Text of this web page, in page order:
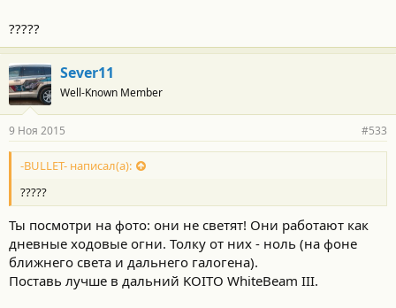
?????
Sever11
Well-Known Member
9 Ноя 2015 #533
-BULLET- написал(а):
?????
Ты посмотри на фото: они не светят! Они работают как
дневные ходовые огни. Толку от них - ноль (на фоне
ближнего света и дальнего галогена).
Поставь лучше в дальний KOITO WhiteBeam III.